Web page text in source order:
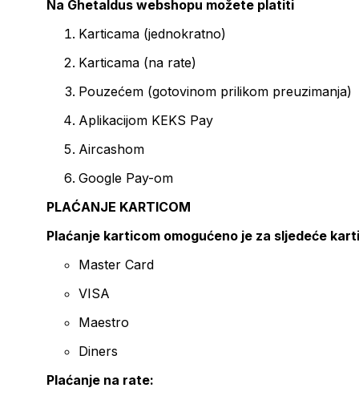
Na Ghetaldus webshopu možete platiti
Karticama (jednokratno)
Karticama (na rate)
Pouzećem (gotovinom prilikom preuzimanja)
Aplikacijom KEKS Pay
Aircashom
Google Pay-om
PLAĆANJE KARTICOM
Plaćanje karticom omogućeno je za sljedeće
Master Card
VISA
Maestro
Diners
Plaćanje na rate: